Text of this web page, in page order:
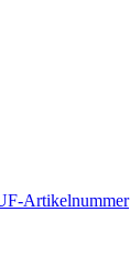
Artikelnummer